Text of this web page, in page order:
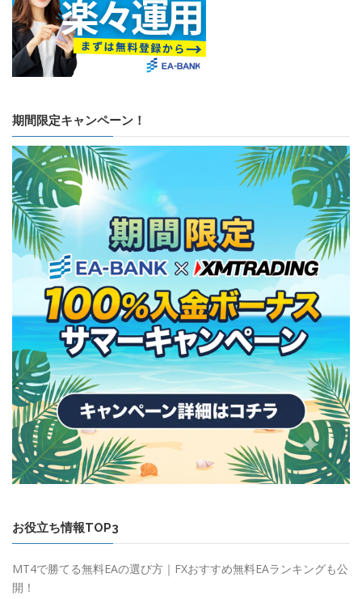
期間限定キャンペーン！
お役立ち情報TOP3
MT4で勝てる無料EAの選び方｜FXおすすめ無料EAランキングも公
開！